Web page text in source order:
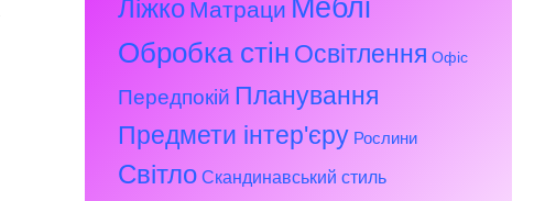
Ліжко Матраци Меблі
Обробка стін Освітлення Офіс
Передпокій Планування
Предмети інтер'єру Рослини
Світло Скандинавський стиль